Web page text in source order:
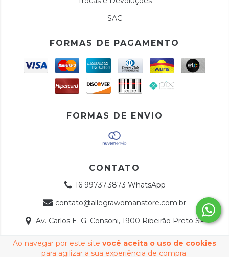
Ao navegar por este site você aceita o uso de cookies
para agilizar a sua experiência de compra.
SAC
FORMAS DE PAGAMENTO
FORMAS DE ENVIO
CONTATO
16 99737.3873 WhatsApp
contato@allegrawomanstore.com.br
Av. Carlos E. G. Consoni, 1900 Ribeirão Preto SP
Copyright Allegra Store - 41428158000144 - 2026. Todos os